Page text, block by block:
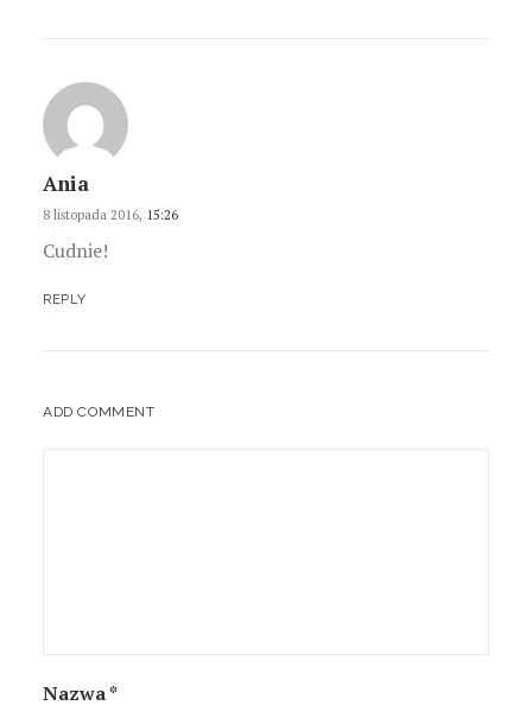
Ania
8 listopada 2016, 15:26
Cudnie!
REPLY
ADD COMMENT
Nazwa*